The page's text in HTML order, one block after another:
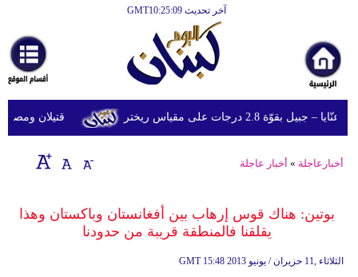
آخر تحديث GMT10:25:09
أخبارعاجلة
رياضة
ثقافة
إقتصاد
وموسيقى
قتيلان ومصابون جراء 14 غارة إسرائيلية على 2.8 درجات على مقياس ريختر
أخبارعاجلة » أخبار عاجلة
بوتين: هناك قوس إرهاب بين أفغانستان وباكستان وهذا
يقلقنا فالمنطقة قريبة من حدودنا
GMT 15:48 2013 الثلاثاء ,11 حزيران / يونيو